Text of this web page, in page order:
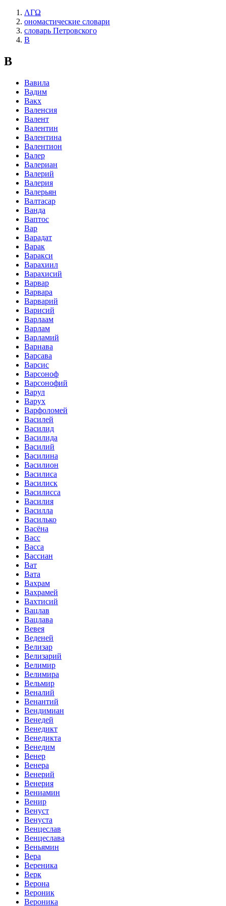
ΛΓΩ
ономастические словари
словарь Петровского
В
В
Вавила
Вадим
Вакх
Валенсия
Валент
Валентин
Валентина
Валентион
Валер
Валериан
Валерий
Валерия
Валерьян
Валтасар
Ванда
Ваптос
Вар
Варадат
Варак
Варакси
Варахиил
Варахисий
Варвар
Варвара
Варварий
Варисий
Варлаам
Варлам
Варламий
Варнава
Варсава
Варсис
Варсоноф
Варсонофий
Варул
Варух
Варфоломей
Василей
Василид
Василида
Василий
Василина
Василион
Василиса
Василиск
Василисса
Василия
Василла
Василько
Васёна
Васс
Васса
Вассиан
Ват
Вата
Вахрам
Вахрамей
Вахтисий
Вацлав
Вацлава
Вевея
Веденей
Велизар
Велизарий
Велимир
Велимира
Вельмир
Веналий
Венантий
Вендимиан
Венедей
Венедикт
Венедикта
Венедим
Венер
Венера
Венерий
Венерия
Вениамин
Венир
Венуст
Венуста
Венцеслав
Венцеслава
Веньямин
Вера
Вереника
Верк
Верона
Вероник
Вероника